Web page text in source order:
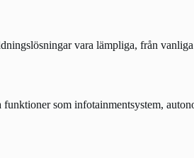
vara lämpliga, från
som infotainmentsystem,